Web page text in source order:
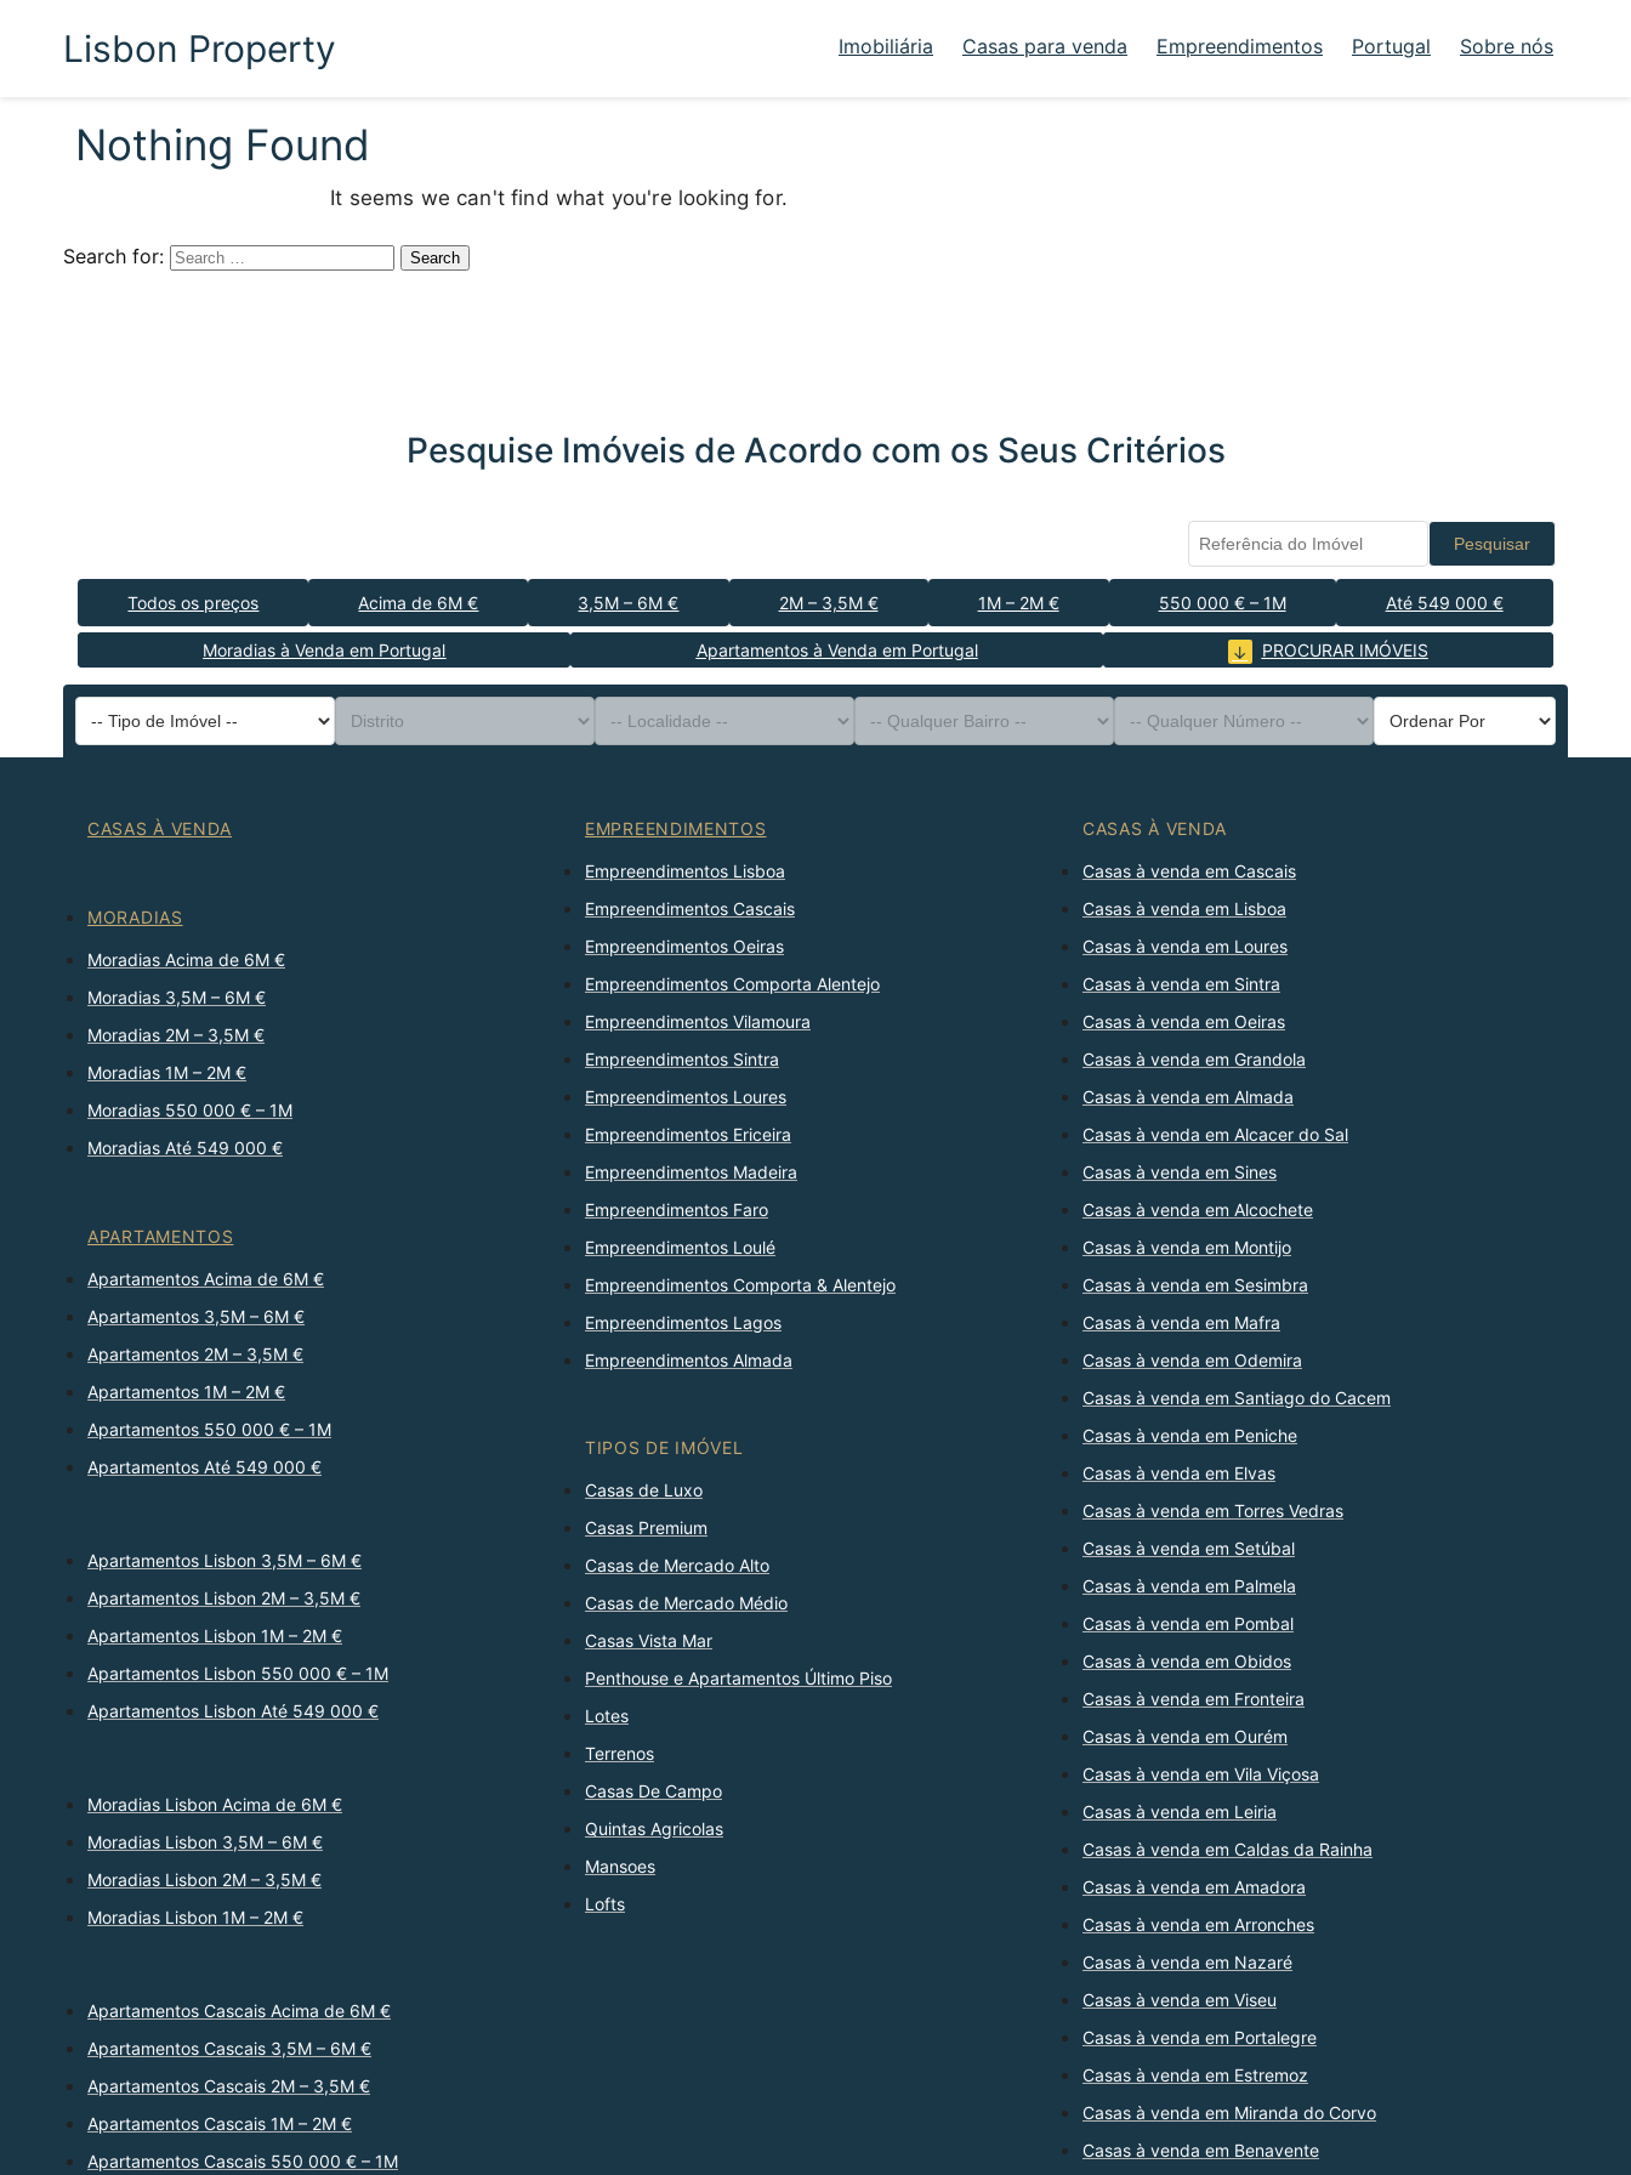
Lisbon Property Imobiliária Casas para venda Empreendimentos Portugal Sobre nós
Nothing Found
It seems we can't find what you're looking for.
Search for:
Pesquise Imóveis de Acordo com os Seus Critérios
Pesquisar
Todos os preços Acima de 6M € 3,5M – 6M € 2M – 3,5M € 1M – 2M € 550 000 € – 1M Até 549 000 €
Moradias à Venda em Portugal Apartamentos à Venda em Portugal PROCURAR IMÓVEIS
-- Tipo de Imóvel --
Distrito
-- Localidade --
-- Qualquer Bairro --
-- Qualquer Número --
Ordenar Por
CASAS À VENDA
MORADIAS
Moradias Acima de 6M €
Moradias 3,5M – 6M €
Moradias 2M – 3,5M €
Moradias 1M – 2M €
Moradias 550 000 € – 1M
Moradias Até 549 000 €
APARTAMENTOS
Apartamentos Acima de 6M €
Apartamentos 3,5M – 6M €
Apartamentos 2M – 3,5M €
Apartamentos 1M – 2M €
Apartamentos 550 000 € – 1M
Apartamentos Até 549 000 €
Apartamentos Lisbon 3,5M – 6M €
Apartamentos Lisbon 2M – 3,5M €
Apartamentos Lisbon 1M – 2M €
Apartamentos Lisbon 550 000 € – 1M
Apartamentos Lisbon Até 549 000 €
Moradias Lisbon Acima de 6M €
Moradias Lisbon 3,5M – 6M €
Moradias Lisbon 2M – 3,5M €
Moradias Lisbon 1M – 2M €
Apartamentos Cascais Acima de 6M €
Apartamentos Cascais 3,5M – 6M €
Apartamentos Cascais 2M – 3,5M €
Apartamentos Cascais 1M – 2M €
Apartamentos Cascais 550 000 € – 1M
EMPREENDIMENTOS
Empreendimentos Lisboa
Empreendimentos Cascais
Empreendimentos Oeiras
Empreendimentos Comporta Alentejo
Empreendimentos Vilamoura
Empreendimentos Sintra
Empreendimentos Loures
Empreendimentos Ericeira
Empreendimentos Madeira
Empreendimentos Faro
Empreendimentos Loulé
Empreendimentos Comporta & Alentejo
Empreendimentos Lagos
Empreendimentos Almada
TIPOS DE IMÓVEL
Casas de Luxo
Casas Premium
Casas de Mercado Alto
Casas de Mercado Médio
Casas Vista Mar
Penthouse e Apartamentos Último Piso
Lotes
Terrenos
Casas De Campo
Quintas Agricolas
Mansoes
Lofts
CASAS À VENDA
Casas à venda em Cascais
Casas à venda em Lisboa
Casas à venda em Loures
Casas à venda em Sintra
Casas à venda em Oeiras
Casas à venda em Grandola
Casas à venda em Almada
Casas à venda em Alcacer do Sal
Casas à venda em Sines
Casas à venda em Alcochete
Casas à venda em Montijo
Casas à venda em Sesimbra
Casas à venda em Mafra
Casas à venda em Odemira
Casas à venda em Santiago do Cacem
Casas à venda em Peniche
Casas à venda em Elvas
Casas à venda em Torres Vedras
Casas à venda em Setúbal
Casas à venda em Palmela
Casas à venda em Pombal
Casas à venda em Obidos
Casas à venda em Fronteira
Casas à venda em Ourém
Casas à venda em Vila Viçosa
Casas à venda em Leiria
Casas à venda em Caldas da Rainha
Casas à venda em Amadora
Casas à venda em Arronches
Casas à venda em Nazaré
Casas à venda em Viseu
Casas à venda em Portalegre
Casas à venda em Estremoz
Casas à venda em Miranda do Corvo
Casas à venda em Benavente